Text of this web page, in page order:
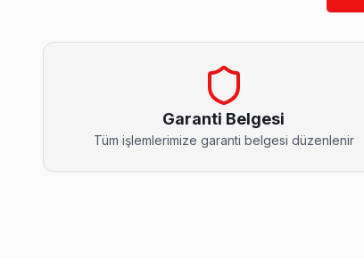
Başakşehir'da Mahalle Mahalle Avox
Başakşehir'nın Altınşehir bölgesindeki Avox
Bahçeşehir 1. Kısım Avox Servis
Bahçeşehir 1. Kısım'de Avox TV güç kartı
Garanti Belgesi
Tüm işlemlerimize garanti belgesi düzenlenir